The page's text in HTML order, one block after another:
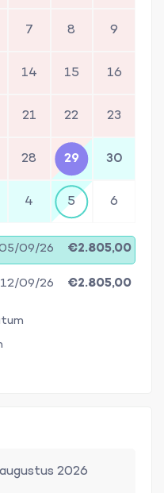
7 8 9
14 15 16
21 22 23
28 29 30
4 5 6
09/26 €2.805,00
09/26 €2.805,00
2026